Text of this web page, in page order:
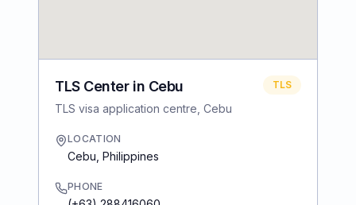
TLS Center in Cebu
TLS visa application centre, Cebu
TLS
LOCATION
Cebu Philippines
PHONE